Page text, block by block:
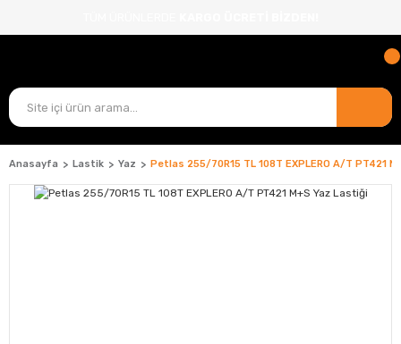
Anasayfa Lastik Yaz Petlas 255/70R15 TL 108T EXPLERO A/T PT421